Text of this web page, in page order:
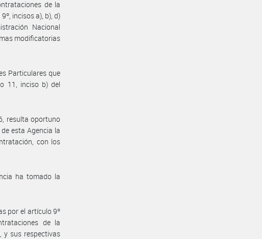
de la
incisos a), b), d)
Nacional
modificatorias
Particulares que
11, inciso b) del
resulta oportuno
de esta Agencia la
con los
ha tomado la
por el artículo 9º
de la
y sus respectivas